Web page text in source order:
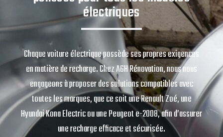
électriques
Chaque voiture électrique possède ses propres exigences
en matière de recharge. Chez AGH Rénovation, nous nous
engageons à proposer des solutions compatibles avec
toutes les marques, que ce soit une Renault Zoé, une
Hyundai Kona Electric ou une Peugeot e-2008, afin d’assurer
une recharge efficace et sécurisée.